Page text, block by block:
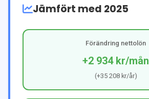
Jämfört med 2025
Förändring nettolön
+2 934 kr/mån
(+35 208 kr/år)